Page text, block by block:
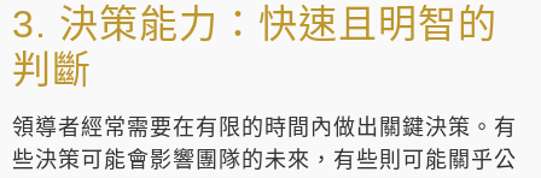
3. 決策能力：快速且明智的
判斷
領導者經常需要在有限的時間內做出關鍵決策。有
些決策可能會影響團隊的未來，有些則可能關乎公